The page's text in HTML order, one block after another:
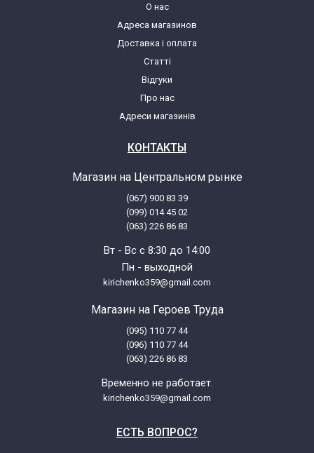
О нас
Адреса магазинов
Доставка і оплата
Статті
Відгуки
Про нас
Адреси магазинів
КОНТАКТЫ
Магазин на Центральном рынке
(067) 900 83 39
(099) 014 45 02
(063) 226 86 83
Вт - Вс с 8:30 до 14:00
Пн - выходной
kirichenko359@gmail.com
Магазин на Героев Труда
(095) 110 77 44
(096) 110 77 44
(063) 226 86 83
Временно не работает.
kirichenko359@gmail.com
ЕСТЬ ВОПРОС?